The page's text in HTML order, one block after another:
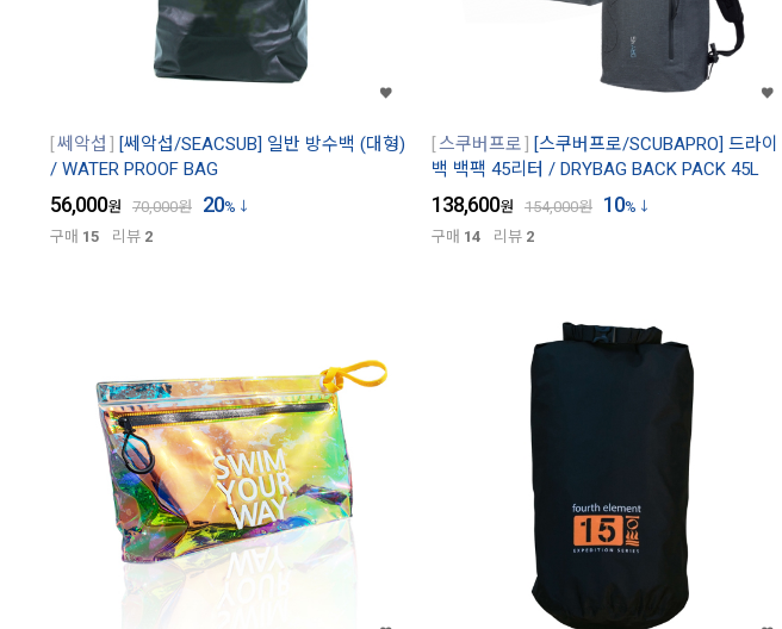
쎄악섭
[쎄악섭/SEACSUB] 일반 방수백 (대형)
/ WATER PROOF BAG
56,000원 70,000원 20%
구매 15 리뷰 2
스쿠버프로
[스쿠버프로/SCUBAPRO] 드라이
백 백팩 45리터 / DRYBAG BACK PACK 45L
138,600원 154,000원 10%
구매 14 리뷰 2